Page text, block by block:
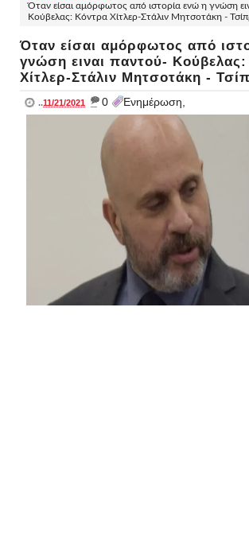
Όταν είσαι αμόρφωτος από ιστορία ενώ η γνώση
Κούβελας: Κόντρα Χίτλερ-Στάλιν Μητσοτάκη -
Όταν είσαι αμόρφωτος από
γνώση ειναι παντού-
Χίτλερ-Στάλιν Μητσοτάκη -
..11/21/2021 _ 0 Ενημέρωση,